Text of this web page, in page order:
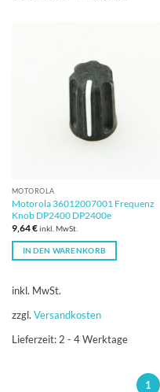
MOTOROLA
Motorola 36012007001 Frequenz
Knob DP2400 DP2400e
9,64€inkl. MwSt.
IN DEN WARENKORB
inkl. MwSt.
zzgl. Versandkosten
Lieferzeit:2 - 4 Werktage
1